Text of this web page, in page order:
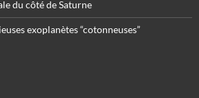
du côté de Saturne
exoplanètes “cotonneuses”